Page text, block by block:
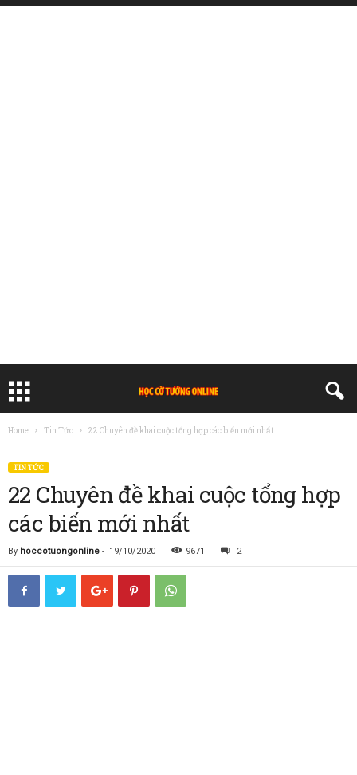
Home Tin Tức 22 Chuyên đề khai cuộc tổng hợp các biến mới nhất
TIN TỨC
22 Chuyên đề khai cuộc tổng hợp
các biến mới nhất
By hoccotuongonline - 19/10/2020 9671 2